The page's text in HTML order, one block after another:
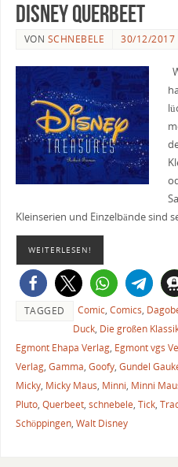
Disney Querbeet
VON SCHNEBELE 30/12/2017
Kleinserien und Einzelbände sind
WEITERLESEN!
TAGGED Comic, Comics,
Duck, Die großen
Egmont Ehapa Verlag, Egmont vgs
Verlag, Gamma, Goofy, Gundel
Micky, Micky Maus, Minni, Minni
Pluto, Querbeet, schnebele, Tick,
Schöppingen, Walt Disney